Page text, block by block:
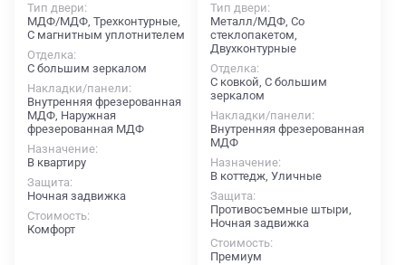
Тип двери
МДФ/МДФ, Трехконтурные,
С магнитным уплотнителем
Отделка
С большим зеркалом
Накладки/панели
Внутренняя фрезерованная
МДФ, Наружная
фрезерованная МДФ
Назначение
В квартиру
Защита
Ночная задвижка
Стоимость
Комфорт
Тип двери
Металл/МДФ, Со
стеклопакетом,
Двухконтурные
Отделка
С ковкой, С большим
зеркалом
Накладки/панели
Внутренняя фрезерованная
МДФ
Назначение
В коттедж, Уличные
Защита
Противосъемные штыри,
Ночная задвижка
Стоимость
Премиум